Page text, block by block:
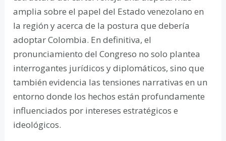
amplia sobre el papel del Estado venezolano en
la región y acerca de la postura que debería
adoptar Colombia. En definitiva, el
pronunciamiento del Congreso no solo plantea
interrogantes jurídicos y diplomáticos, sino que
también evidencia las tensiones narrativas en un
entorno donde los hechos están profundamente
influenciados por intereses estratégicos e
ideológicos.